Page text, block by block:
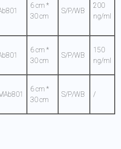
6 cm *
30 cm
S/P/WB
200
ng/ml
6 cm *
30 cm
S/P/WB
150
ng/ml
6 cm *
30 cm
S/P/WB /